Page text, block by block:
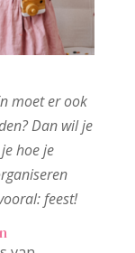
moet er ook
Dan wil je
hoe je
feest!